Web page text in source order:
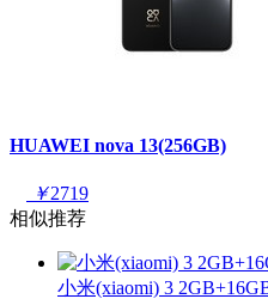
HUAWEI nova 13(256GB)
￥2719
相似推荐
小米(xiaomi) 3